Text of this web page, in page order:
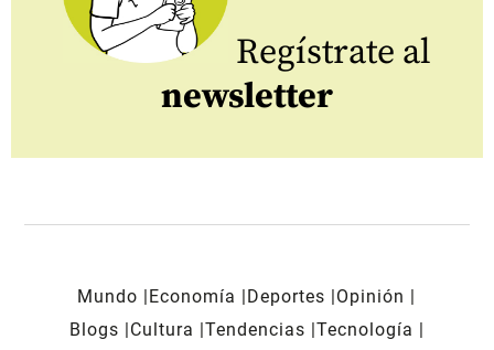
Regístrate al
newsletter
Mundo Economía Deportes
Opinión
Blogs
Cultura Tendencias Tecnología